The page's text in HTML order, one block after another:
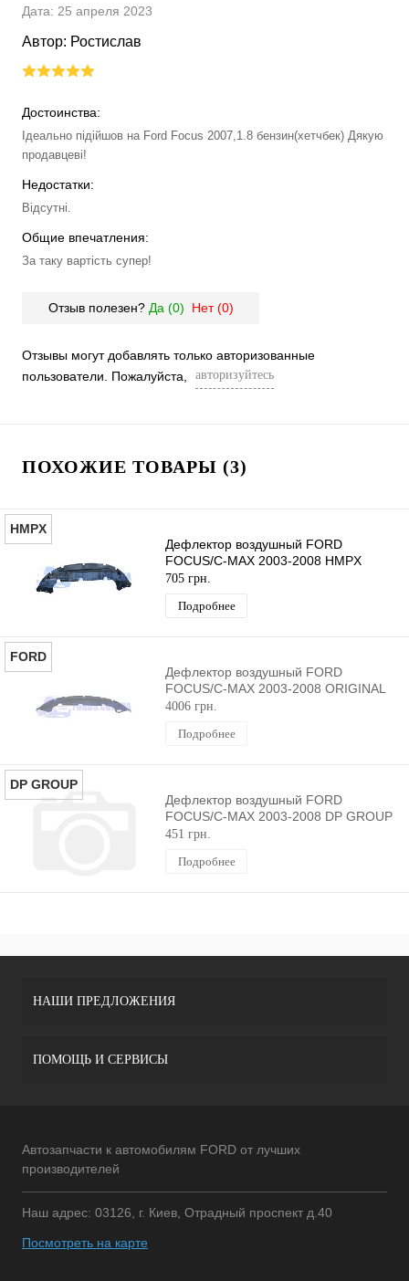
Дата: 25 апреля 2023
Автор: Ростислав
Достоинства:
Ідеально підійшов на Ford Focus 2007,1.8 бензин(хетчбек) Дякую
продавцеві!
Недостатки:
Відсутні.
Общие впечатления:
За таку вартість супер!
Отзыв полезен? Да (0) Нет (0)
Отзывы могут добавлять только авторизованные
пользователи. Пожалуйста,
авторизуйтесь
ПОХОЖИЕ ТОВАРЫ (3)
HMPX
Дефлектор воздушный FORD
FOCUS/C-MAX 2003-2008 HMPX
705 грн.
Подробнее
FORD
Дефлектор воздушный FORD
FOCUS/C-MAX 2003-2008 ORIGINAL
4006 грн.
Подробнее
DP GROUP
Дефлектор воздушный FORD
FOCUS/C-MAX 2003-2008 DP GROUP
451 грн.
Подробнее
НАШИ ПРЕДЛОЖЕНИЯ
ПОМОЩЬ И СЕРВИСЫ
Автозапчасти к автомобилям FORD от лучших
производителей
Наш адрес: 03126, г. Киев, Отрадный проспект д.40
Посмотреть на карте